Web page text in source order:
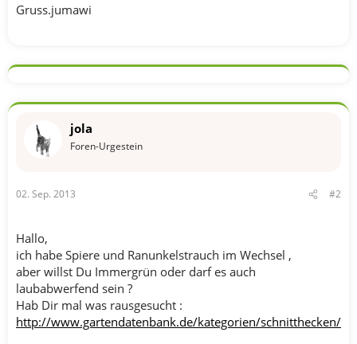
Gruss.jumawi
jola
Foren-Urgestein
02. Sep. 2013 #2
Hallo,
ich habe Spiere und Ranunkelstrauch im Wechsel ,
aber willst Du Immergrün oder darf es auch
laubabwerfend sein ?
Hab Dir mal was rausgesucht :
http://www.gartendatenbank.de/kategorien/schnitthecken/